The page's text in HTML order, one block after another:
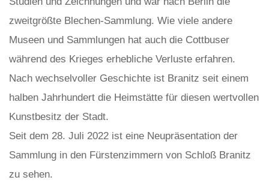
zweitgrößte Blechen-Sammlung. Wie viele andere
Museen und Sammlungen hat auch die Cottbuser
während des Krieges erhebliche Verluste erfahren.
Nach wechselvoller Geschichte ist Branitz seit einem
halben Jahrhundert die Heimstätte für diesen wertvollen
Kunstbesitz der Stadt.
Seit dem 28. Juli 2022 ist eine Neupräsentation der
Sammlung in den Fürstenzimmern von Schloß Branitz
zu sehen.